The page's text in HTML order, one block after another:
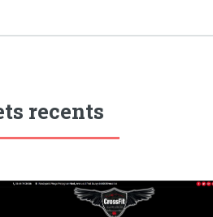
recents